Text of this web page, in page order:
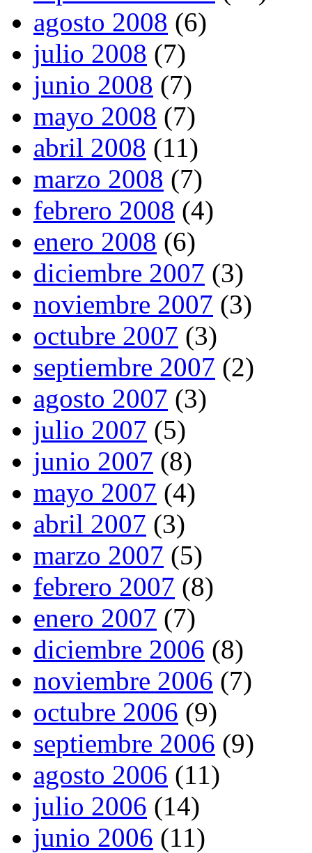
agosto 2008 (6)
julio 2008 (7)
junio 2008 (7)
mayo 2008 (7)
abril 2008 (11)
marzo 2008 (7)
febrero 2008 (4)
enero 2008 (6)
diciembre 2007 (3)
noviembre 2007 (3)
octubre 2007 (3)
septiembre 2007 (2)
agosto 2007 (3)
julio 2007 (5)
junio 2007 (8)
mayo 2007 (4)
abril 2007 (3)
marzo 2007 (5)
febrero 2007 (8)
enero 2007 (7)
diciembre 2006 (8)
noviembre 2006 (7)
octubre 2006 (9)
septiembre 2006 (9)
agosto 2006 (11)
julio 2006 (14)
junio 2006 (11)